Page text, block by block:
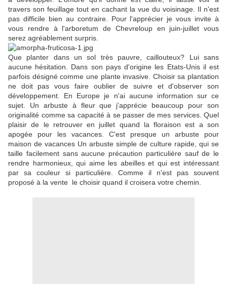
travers son feuillage tout en cachant la vue du voisinage. Il n'est
pas difficile bien au contraire. Pour l'apprécier je vous invite à
vous rendre à l'arboretum de Chevreloup en juin-juillet vous
serez agréablement surpris.
Que planter dans un sol très pauvre, caillouteux? Lui sans
aucune hésitation. Dans son pays d'origine les Etats-Unis il est
parfois désigné comme une plante invasive. Choisir sa plantation
ne doit pas vous faire oublier de suivre et d'observer son
développement. En Europe je n'ai aucune information sur ce
sujet. Un arbuste à fleur que j'apprécie beaucoup pour son
originalité comme sa capacité à se passer de mes services. Quel
plaisir de le retrouver en juillet quand la floraison est a son
apogée pour les vacances. C'est presque un arbuste pour
maison de vacances Un arbuste simple de culture rapide, qui se
taille facilement sans aucune précaution particulière sauf de le
rendre harmonieux, qui aime les abeilles et qui est intéressant
par sa couleur si particulière. Comme il n'est pas souvent
proposé à la vente le choisir quand il croisera votre chemin.